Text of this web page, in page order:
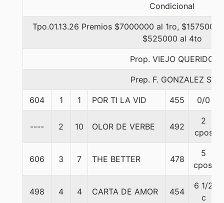
Condicional
Tpo.01.13.26 Premios $7000000 al 1ro,
$525000 al 4to
Prop. VIEJO QUERIDO
Prep. F. GONZALEZ S.
604 1 1 POR TI LA VID 455 0/0
---- 2 10 OLOR DE VERBE 492
2
cpos
606 3 7 THE BETTER 478
5
cpos.
498 4 4 CARTA DE AMOR 454
6 1/2
c